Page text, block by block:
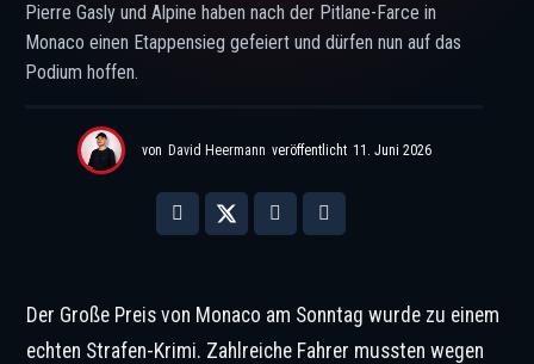
Pierre Gasly und Alpine haben nach der Pitlane-Farce in
Monaco einen Etappensieg gefeiert und dürfen nun auf das
Podium hoffen.
von David Heermann veröffentlicht 11. Juni 2026
Der Große Preis von Monaco am Sonntag wurde zu einem
echten Strafen-Krimi. Zahlreiche Fahrer mussten wegen